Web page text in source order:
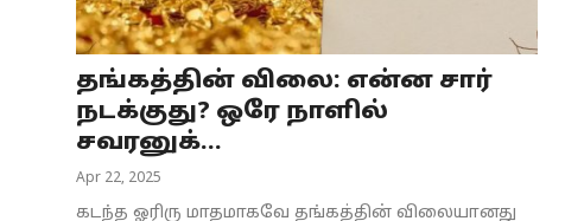
தங்கத்தின் விலை: என்ன சார்
நடக்குது? ஒரே நாளில்
சவரனுக்...
Apr 22, 2025
கடந்த ஓரிரு மாதமாகவே தங்கத்தின் விலையானது